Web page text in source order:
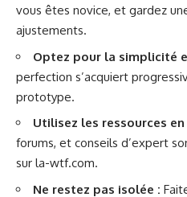
vous êtes novice, et gardez
ajustements.
Optez pour la simplicité
perfection s’acquiert
prototype.
Utilisez les ressources
forums, et conseils d’expert
sur la-wtf.com.
Ne restez pas isolée :